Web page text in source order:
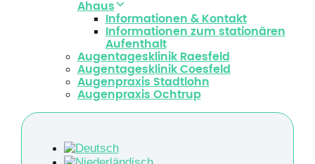
Ahaus
Informationen & Kontakt
Informationen zum stationären
Aufenthalt
Augentagesklinik Raesfeld
Augentagesklinik Coesfeld
Augenpraxis Stadtlohn
Augenpraxis Ochtrup